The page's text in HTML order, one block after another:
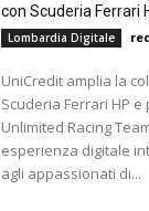
con Scuderia Ferrari
Lombardia Digitale
UniCredit amplia la
Scuderia Ferrari HP
Unlimited Racing
esperienza digitale
agli appassionati di...